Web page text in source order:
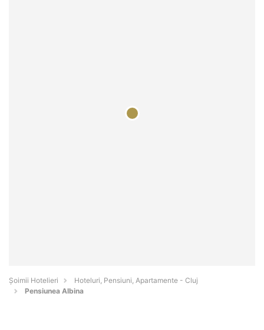
Șoimii Hotelieri
Hoteluri, Pensiuni, Apartamente - Cluj
Pensiunea Albina